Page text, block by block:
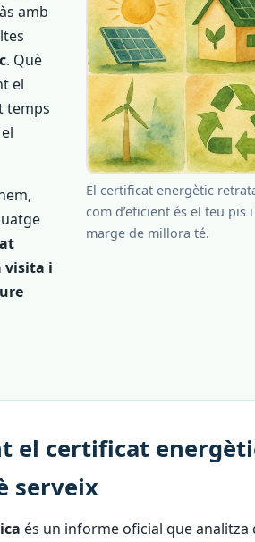
amb
. Què
el
temps
visita i
El certificat energètic
com d’eficient és el teu pis
marge de millora té.
el certificat
serveix
és un informe oficial que analitza